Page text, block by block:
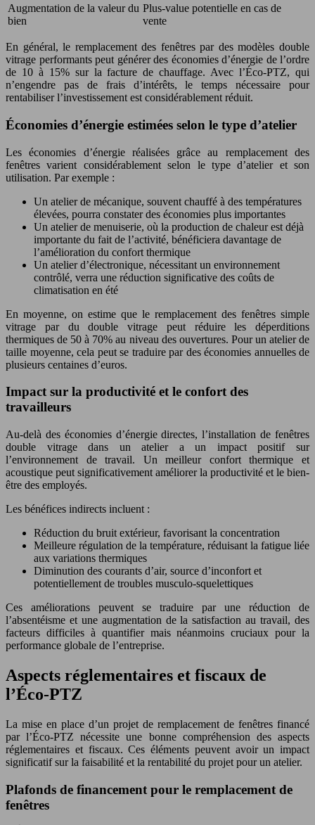
Augmentation de la valeur du
bien
Plus-value potentielle en cas de
vente
En général, le remplacement des fenêtres par des modèles double
vitrage performants peut générer des économies d’énergie de l’ordre
de 10 à 15% sur la facture de chauffage. Avec l’Éco-PTZ, qui
n’engendre pas de frais d’intérêts, le temps nécessaire pour
rentabiliser l’investissement est considérablement réduit.
Économies d’énergie estimées selon le type d’atelier
Les économies d’énergie réalisées grâce au remplacement des
fenêtres varient considérablement selon le type d’atelier et son
utilisation. Par exemple :
Un atelier de mécanique, souvent chauffé à des températures
élevées, pourra constater des économies plus importantes
Un atelier de menuiserie, où la production de chaleur est déjà
importante du fait de l’activité, bénéficiera davantage de
l’amélioration du confort thermique
Un atelier d’électronique, nécessitant un environnement
contrôlé, verra une réduction significative des coûts de
climatisation en été
En moyenne, on estime que le remplacement des fenêtres simple
vitrage par du double vitrage peut réduire les déperditions
thermiques de 50 à 70% au niveau des ouvertures. Pour un atelier de
taille moyenne, cela peut se traduire par des économies annuelles de
plusieurs centaines d’euros.
Impact sur la productivité et le confort des
travailleurs
Au-delà des économies d’énergie directes, l’installation de fenêtres
double vitrage dans un atelier a un impact positif sur
l’environnement de travail. Un meilleur confort thermique et
acoustique peut significativement améliorer la productivité et le bien-
être des employés.
Les bénéfices indirects incluent :
Réduction du bruit extérieur, favorisant la concentration
Meilleure régulation de la température, réduisant la fatigue liée
aux variations thermiques
Diminution des courants d’air, source d’inconfort et
potentiellement de troubles musculo-squelettiques
Ces améliorations peuvent se traduire par une réduction de
l’absentéisme et une augmentation de la satisfaction au travail, des
facteurs difficiles à quantifier mais néanmoins cruciaux pour la
performance globale de l’entreprise.
Aspects réglementaires et fiscaux de
l’Éco-PTZ
La mise en place d’un projet de remplacement de fenêtres financé
par l’Éco-PTZ nécessite une bonne compréhension des aspects
réglementaires et fiscaux. Ces éléments peuvent avoir un impact
significatif sur la faisabilité et la rentabilité du projet pour un atelier.
Plafonds de financement pour le remplacement de
fenêtres